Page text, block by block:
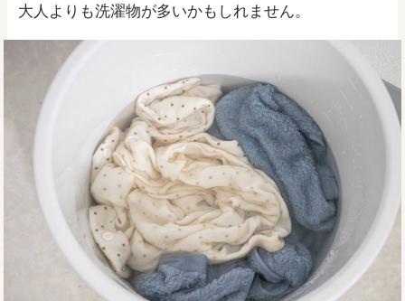
大人よりも洗濯物が多いかもしれません。